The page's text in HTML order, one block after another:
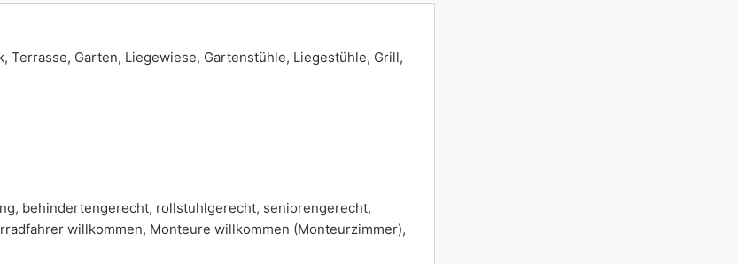
Terrasse, Garten, Liegewiese, Gartenstühle, Liegestühle, Grill,
behindertengerecht, rollstuhlgerecht, seniorengerecht,
willkommen, Monteure willkommen (Monteurzimmer),